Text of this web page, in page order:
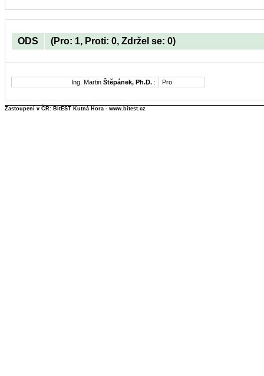
ODS (Pro: 1, Proti: 0, Zdržel se: 0)
Ing. Martin Štěpánek, Ph.D. : Pro
Zastoupení v ČR: BitEST Kutná Hora - www.bitest.cz